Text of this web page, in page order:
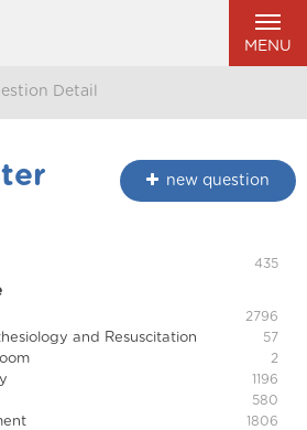
MENU
Detail
new question
435
2796
and Resuscitation 57
2
1196
580
1806